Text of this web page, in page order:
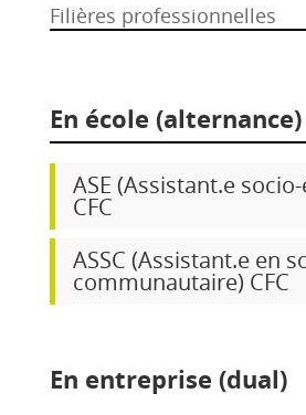
Filières professionnelles
En école (alternance)
ASE (Assistant.e
CFC
ASSC (Assistant.e en
communautaire) CFC
En entreprise (dual)